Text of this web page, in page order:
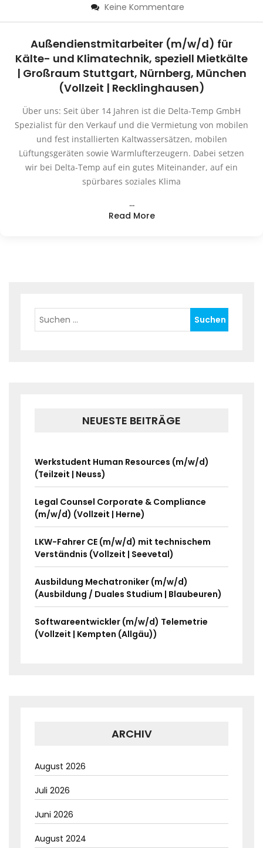
Keine Kommentare
Außendienstmitarbeiter (m/w/d) für
Kälte- und Klimatechnik, speziell Mietkälte
| Großraum Stuttgart, Nürnberg, München
(Vollzeit | Recklinghausen)
Über uns: Seit über 14 Jahren ist die Delta-Temp GmbH
Spezialist für den Verkauf und die Vermietung von mobilen
und fest installierten Kaltwassersätzen, mobilen
Lüftungsgeräten sowie Warmlufterzeugern. Dabei setzen
wir bei Delta-Temp auf ein gutes Miteinander, auf ein
spürbares soziales Klima
…
Read More
NEUESTE BEITRÄGE
Werkstudent Human Resources (m/w/d)
(Teilzeit | Neuss)
Legal Counsel Corporate & Compliance
(m/w/d) (Vollzeit | Herne)
LKW-Fahrer CE (m/w/d) mit technischem
Verständnis (Vollzeit | Seevetal)
Ausbildung Mechatroniker (m/w/d)
(Ausbildung / Duales Studium | Blaubeuren)
Softwareentwickler (m/w/d) Telemetrie
(Vollzeit | Kempten (Allgäu))
ARCHIV
August 2026
Juli 2026
Juni 2026
August 2024